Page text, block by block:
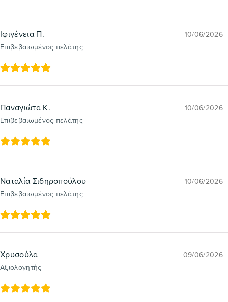
Ιφιγένεια Π.
Επιβεβαιωμένος πελάτης
10/06/2026
Παναγιώτα Κ.
Επιβεβαιωμένος πελάτης
10/06/2026
Ναταλία Σιδηροπούλου
Επιβεβαιωμένος πελάτης
10/06/2026
Χρυσούλα
Αξιολογητής
09/06/2026